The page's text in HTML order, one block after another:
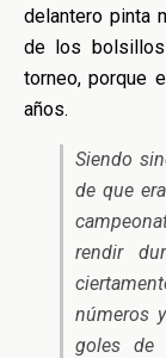
delantero pinta
de los
torneo, porque
años.
Siendo
de que
rendir
números
goles de